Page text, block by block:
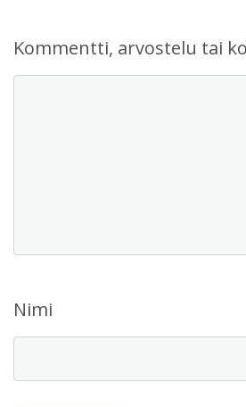
Kommentti, arvostelu tai
Nimi